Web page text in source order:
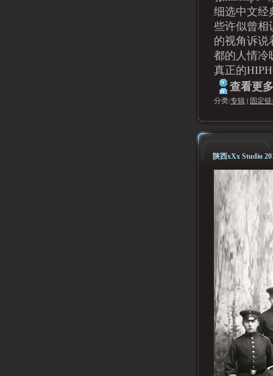
细选中文经
些许似曾相
的视角诉说
都的人情冷
真正的
查看更
分类:专辑| 固定
陕西xXx Studio